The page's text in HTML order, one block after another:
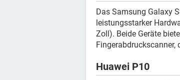
Das Samsung Galaxy
leistungsstarker
Zoll). Beide Geräte
Fingerabdruckscanner,
Huawei P10